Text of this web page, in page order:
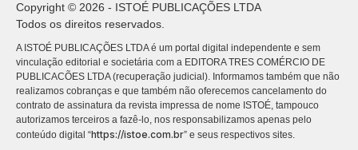
Copyright © 2026 - ISTOÉ PUBLICAÇÕES LTDA
Todos os direitos reservados.
A ISTOÉ PUBLICAÇÕES LTDA é um portal digital independente e sem
vinculação editorial e societária com a EDITORA TRES COMÉRCIO DE
PUBLICACÕES LTDA (recuperação judicial). Informamos também que não
realizamos cobranças e que também não oferecemos cancelamento do
contrato de assinatura da revista impressa de nome ISTOÉ, tampouco
autorizamos terceiros a fazê-lo, nos responsabilizamos apenas pelo
conteúdo digital “https://istoe.com.br” e seus respectivos sites.